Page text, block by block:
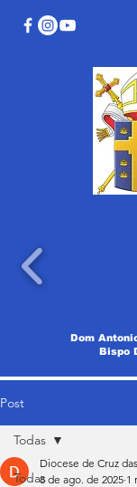
Dom
Bispo
Post
Todas
Todas
Diocese de Cruz
8 de ago. de 2025 1